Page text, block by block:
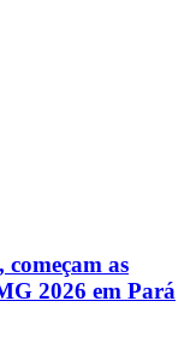
as
2026 em Pará